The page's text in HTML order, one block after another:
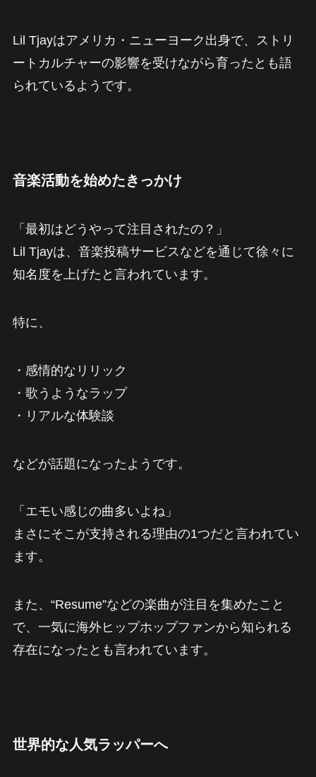
Lil Tjayはアメリカ・ニューヨーク出身で、ストリ
ートカルチャーの影響を受けながら育ったとも語
られているようです。
音楽活動を始めたきっかけ
「最初はどうやって注目されたの？」
Lil Tjayは、音楽投稿サービスなどを通じて徐々に
知名度を上げたと言われています。
特に、
・感情的なリリック
・歌うようなラップ
・リアルな体験談
などが話題になったようです。
「エモい感じの曲多いよね」
まさにそこが支持される理由の1つだと言われてい
ます。
また、“Resume”などの楽曲が注目を集めたこと
で、一気に海外ヒップホップファンから知られる
存在になったとも言われています。
世界的な人気ラッパーへ